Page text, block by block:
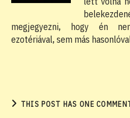
megjegyezni, hogy én
ezotériával, sem más
THIS POST HAS ONE